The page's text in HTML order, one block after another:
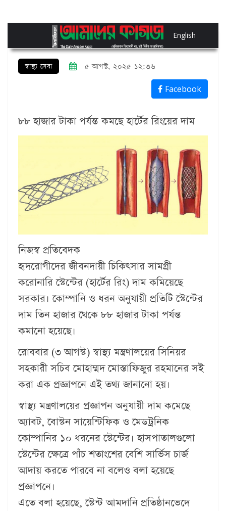
English
স্বাস্থ্য সেবা ৫ আগস্ট, ২০২৫ ১২:৩৬
Facebook
৮৮ হাজার টাকা পর্যন্ত কমছে হার্টের রিংয়ের দাম
নিজস্ব প্রতিবেদক
হৃদরোগীদের জীবনদায়ী চিকিৎসার সামগ্রী
করোনারি স্টেন্টের (হার্টের রিং) দাম কমিয়েছে
সরকার। কোম্পানি ও ধরন অনুযায়ী প্রতিটি স্টেন্টের
দাম তিন হাজার থেকে ৮৮ হাজার টাকা পর্যন্ত
কমানো হয়েছে।
রোববার (৩ আগস্ট) স্বাস্থ্য মন্ত্রণালয়ের সিনিয়র
সহকারী সচিব মোহাম্মদ মোস্তাফিজুর রহমানের সই
করা এক প্রজ্ঞাপনে এই তথ্য জানানো হয়।
স্বাস্থ্য মন্ত্রণালয়ের প্রজ্ঞাপন অনুযায়ী দাম কমেছে
অ্যাবট, বোস্টন সায়েন্টিফিক ও মেডট্রনিক
কোম্পানির ১০ ধরনের স্টেন্টের। হাসপাতালগুলো
স্টেন্টের ক্ষেত্রে পাঁচ শতাংশের বেশি সার্ভিস চার্জ
আদায় করতে পারবে না বলেও বলা হয়েছে
প্রজ্ঞাপনে।
এতে বলা হয়েছে, স্টেন্ট আমদানি প্রতিষ্ঠানভেদে